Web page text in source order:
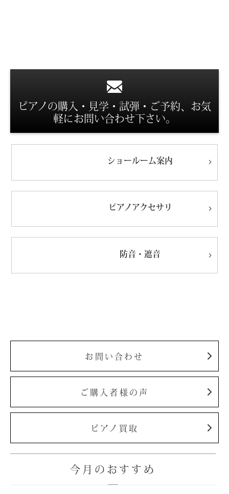
ピアノの購入・見学・試弾・ご予約、お気
軽にお問い合わせ下さい。
ショールーム案内
ピアノアクセサリ
防音・遮音
お問い合わせ
ご購入者様の声
ピアノ買取
今月のおすすめ